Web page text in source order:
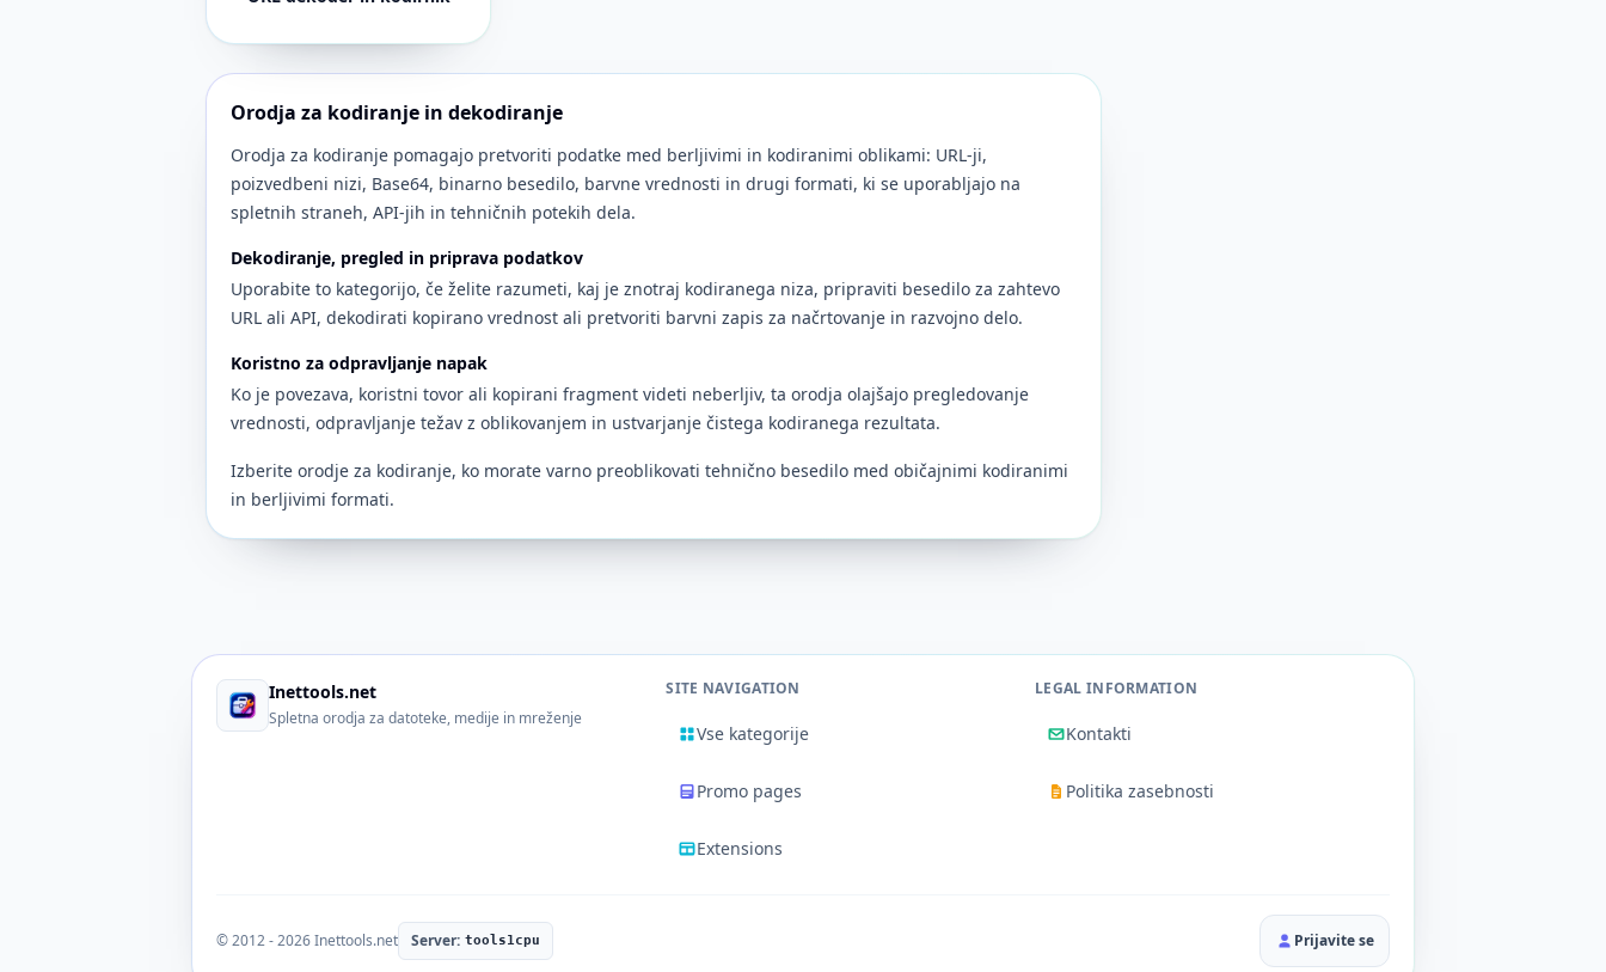
Orodja za kodiranje in dekodiranje
Orodja za kodiranje pomagajo pretvoriti podatke med berljivimi in kodiranimi oblikami: URL-ji,
poizvedbeni nizi, Base64, binarno besedilo, barvne vrednosti in drugi formati, ki se uporabljajo na
spletnih straneh, API-jih in tehničnih potekih dela.
Dekodiranje, pregled in priprava podatkov
Uporabite to kategorijo, če želite razumeti, kaj je znotraj kodiranega niza, pripraviti besedilo za zahtevo
URL ali API, dekodirati kopirano vrednost ali pretvoriti barvni zapis za načrtovanje in razvojno delo.
Koristno za odpravljanje napak
Ko je povezava, koristni tovor ali kopirani fragment videti neberljiv, ta orodja olajšajo pregledovanje
vrednosti, odpravljanje težav z oblikovanjem in ustvarjanje čistega kodiranega rezultata.
Izberite orodje za kodiranje, ko morate varno preoblikovati tehnično besedilo med običajnimi kodiranimi
in berljivimi formati.
Inettools.net
Spletna orodja za datoteke, medije in mreženje
SITE NAVIGATION
Vse kategorije
Promo pages
Extensions
LEGAL INFORMATION
Kontakti
Politika zasebnosti
© 2012 - 2026 Inettools.net Server: tools1cpu Prijavite se